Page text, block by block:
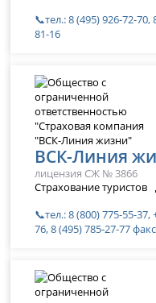
📞тел.: 8 (495) 926-72-
81-16
ВСК-Линия
лицензия СЖ № 3866
Страхование туристов
📞тел.: 8 (800) 775-55-
76, 8 (495) 785-27-77